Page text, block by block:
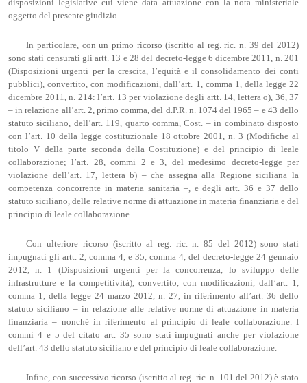
disposizioni legislative cui viene data attuazione con la nota ministeriale
oggetto del presente giudizio.
In particolare, con un primo ricorso (iscritto al reg. ric. n. 39 del 2012)
sono stati censurati gli artt. 13 e 28 del decreto-legge 6 dicembre 2011, n. 201
(Disposizioni urgenti per la crescita, l’equità e il consolidamento dei conti
pubblici), convertito, con modificazioni, dall’art. 1, comma 1, della legge 22
dicembre 2011, n. 214: l’art. 13 per violazione degli artt. 14, lettera o), 36, 37
– in relazione all’art. 2, primo comma, del d.P.R. n. 1074 del 1965 – e 43 dello
statuto siciliano, dell’art. 119, quarto comma, Cost. – in combinato disposto
con l’art. 10 della legge costituzionale 18 ottobre 2001, n. 3 (Modifiche al
titolo V della parte seconda della Costituzione) e del principio di leale
collaborazione; l’art. 28, commi 2 e 3, del medesimo decreto-legge per
violazione dell’art. 17, lettera b) – che assegna alla Regione siciliana la
competenza concorrente in materia sanitaria –, e degli artt. 36 e 37 dello
statuto siciliano, delle relative norme di attuazione in materia finanziaria e del
principio di leale collaborazione.
Con ulteriore ricorso (iscritto al reg. ric. n. 85 del 2012) sono stati
impugnati gli artt. 2, comma 4, e 35, comma 4, del decreto-legge 24 gennaio
2012, n. 1 (Disposizioni urgenti per la concorrenza, lo sviluppo delle
infrastrutture e la competitività), convertito, con modificazioni, dall’art. 1,
comma 1, della legge 24 marzo 2012, n. 27, in riferimento all’art. 36 dello
statuto siciliano – in relazione alle relative norme di attuazione in materia
finanziaria – nonché in riferimento al principio di leale collaborazione. I
commi 4 e 5 del citato art. 35 sono stati impugnati anche per violazione
dell’art. 43 dello statuto siciliano e del principio di leale collaborazione.
Infine, con successivo ricorso (iscritto al reg. ric. n. 101 del 2012) è stato